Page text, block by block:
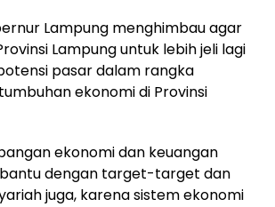
Lampung menghimbau agar
Lampung untuk lebih jeli lagi
pasar dalam rangka
ekonomi di Provinsi
ekonomi dan keuangan
dengan target-target dan
juga, karena sistem ekonomi